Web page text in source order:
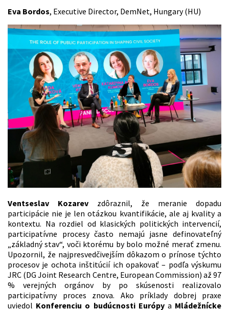
Eva Bordos, Executive Director, DemNet, Hungary (HU)
Ventseslav Kozarev zdôraznil, že meranie dopadu
participácie nie je len otázkou kvantifikácie, ale aj kvality a
kontextu. Na rozdiel od klasických politických intervencií,
participatívne procesy často nemajú jasne definovateľný
„základný stav“, voči ktorému by bolo možné merať zmenu.
Upozornil, že najpresvedčivejším dôkazom o prínose týchto
procesov je ochota inštitúcií ich opakovať – podľa výskumu
JRC (DG Joint Research Centre, European Commission) až 97
% verejných orgánov by po skúsenosti realizovalo
participatívny proces znova. Ako príklady dobrej praxe
uviedol Konferenciu o budúcnosti Európya Mládežnícke